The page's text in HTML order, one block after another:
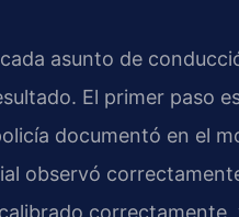
asunto de
El primer paso
documentó en el
observó